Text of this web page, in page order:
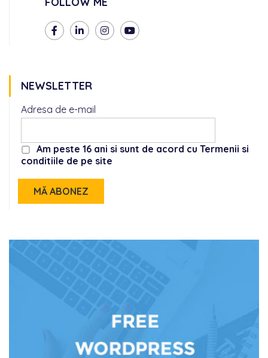
NEWSLETTER
Adresa de e-mail
Am peste 16 ani si sunt de acord cu Termenii si
conditiile de pe site